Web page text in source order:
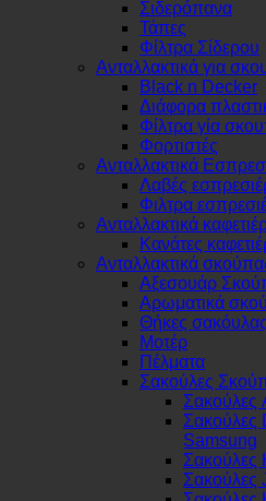
Σιδερόπανα
Τάπες
Φίλτρα Σίδερου
Ανταλλακτικά για
Black n Decker
Διάφορα
Φίλτρα γία
Φορτιστές
Ανταλλακτικά
Λαβές
Φιλτρα
Ανταλλακτικά
Κανάτες
Ανταλλακτικά
Αξεσουάρ
Αρωματικά
Θήκες σακόυλας
Μοτέρ
Πέλματα
Σακούλες
Σακούλες
Σακούλες
Samsung
Σακούλες
Σακούλες